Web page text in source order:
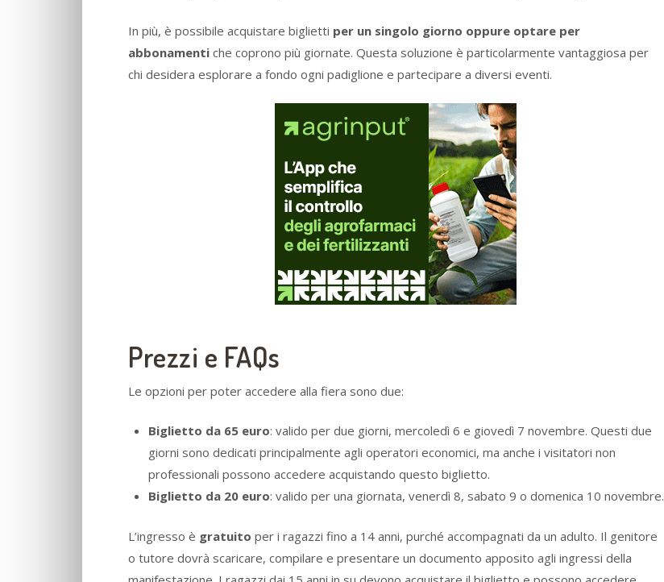
In più, è possibile acquistare biglietti per un singolo giorno oppure optare per
abbonamenti che coprono più giornate. Questa soluzione è particolarmente vantaggiosa per
chi desidera esplorare a fondo ogni padiglione e partecipare a diversi eventi.
Prezzi e FAQs
Le opzioni per poter accedere alla fiera sono due:
Biglietto da 65 euro: valido per due giorni, mercoledì 6 e giovedì 7 novembre. Questi due
giorni sono dedicati principalmente agli operatori economici, ma anche i visitatori non
professionali possono accedere acquistando questo biglietto.
Biglietto da 20 euro: valido per una giornata, venerdì 8, sabato 9 o domenica 10 novembre.
L’ingresso è gratuito per i ragazzi fino a 14 anni, purché accompagnati da un adulto. Il genitore
o tutore dovrà scaricare, compilare e presentare un documento apposito agli ingressi della